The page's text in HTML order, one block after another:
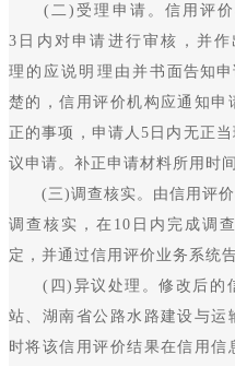
(二)受理申请。信用评价
3日内对申请进行审核，并
理的应说明理由并书面告知
楚的，信用评价机构应通知
正的事项，申请人5日内无正
议申请。补正申请材料所用时
(三)调查核实。由信用评价
调查核实，在10日内完成调
定，并通过信用评价业务系统
(四)异议处理。修改后的信
站、湖南省公路水路建设与运
时将该信用评价结果在信用